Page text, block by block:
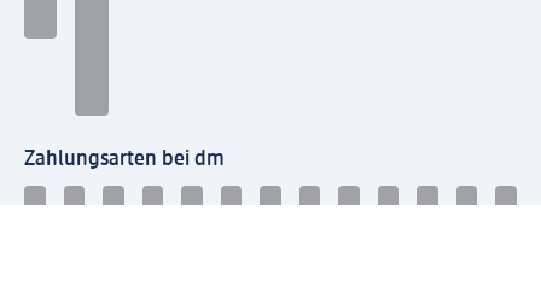
Zahlungsarten bei dm